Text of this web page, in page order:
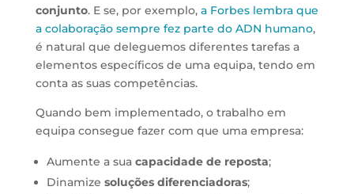
conjunto. E se, por exemplo, a Forbes lembra que
a colaboração sempre fez parte do ADN humano,
é natural que deleguemos diferentes tarefas a
elementos específicos de uma equipa, tendo em
conta as suas competências.
Quando bem implementado, o trabalho em
equipa consegue fazer com que uma empresa:
Aumente a sua capacidade de reposta;
Dinamize soluções diferenciadoras;